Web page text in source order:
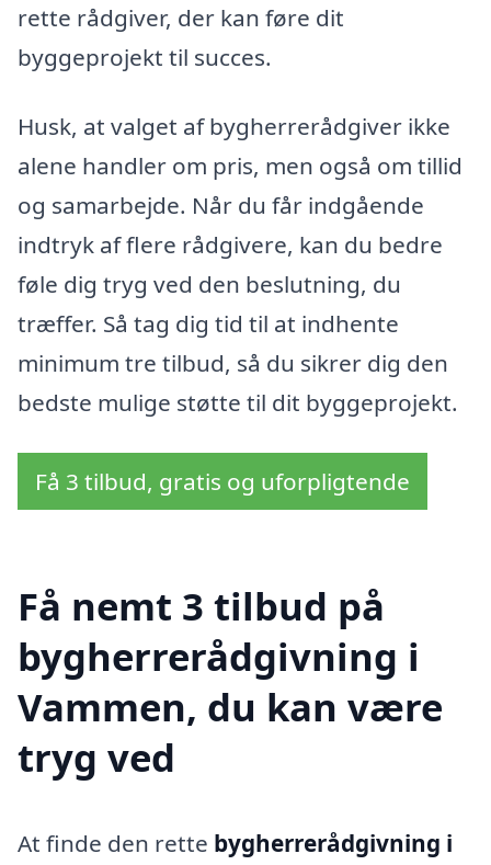
rette rådgiver, der kan føre dit
byggeprojekt til succes.
Husk, at valget af bygherrerådgiver ikke
alene handler om pris, men også om tillid
og samarbejde. Når du får indgående
indtryk af flere rådgivere, kan du bedre
føle dig tryg ved den beslutning, du
træffer. Så tag dig tid til at indhente
minimum tre tilbud, så du sikrer dig den
bedste mulige støtte til dit byggeprojekt.
Få 3 tilbud, gratis og uforpligtende
Få nemt 3 tilbud på
bygherrerådgivning i
Vammen, du kan være
tryg ved
At finde den rette bygherrerådgivning i